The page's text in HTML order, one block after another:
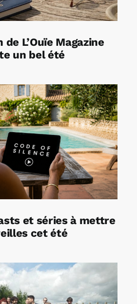
L’Ouïe Magazine
un bel été
et séries à mettre
cet été